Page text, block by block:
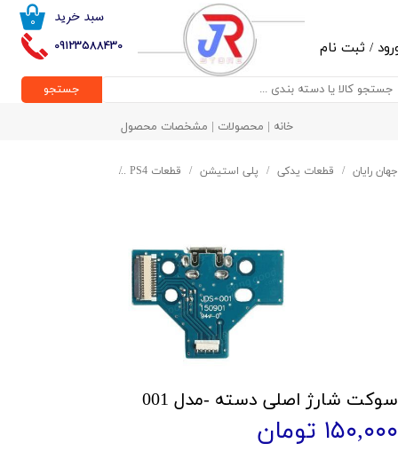
09123588430
۰ سبد خرید
/ ثبت نام
حساب کاربری من
تغییر گذر واژه
جستجو
خانه | محصولات | مشخصات محصول
جهان رایان قطعات یدکی پلی استیشن قطعات PS4
سوکت شارژ اصلی دسته -مدل 001
۱۵۰,۰۰۰ تومان